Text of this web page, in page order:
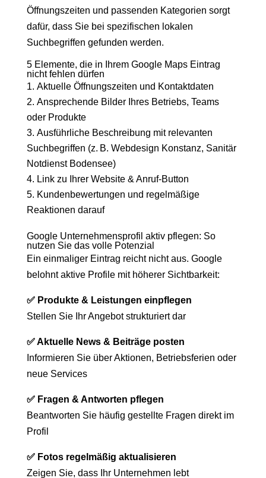
Öffnungszeiten und passenden Kategorien sorgt
dafür, dass Sie bei spezifischen lokalen
Suchbegriffen gefunden werden.
5 Elemente, die in Ihrem Google Maps Eintrag
nicht fehlen dürfen
Aktuelle Öffnungszeiten und Kontaktdaten
Ansprechende Bilder Ihres Betriebs, Teams
oder Produkte
Ausführliche Beschreibung mit relevanten
Suchbegriffen (z. B. Webdesign Konstanz, Sanitär
Notdienst Bodensee)
Link zu Ihrer Website & Anruf-Button
Kundenbewertungen und regelmäßige
Reaktionen darauf
Google Unternehmensprofil aktiv pflegen: So
nutzen Sie das volle Potenzial
Ein einmaliger Eintrag reicht nicht aus. Google
belohnt aktive Profile mit höherer Sichtbarkeit:
✅ Produkte & Leistungen einpflegen
Stellen Sie Ihr Angebot strukturiert dar
✅ Aktuelle News & Beiträge posten
Informieren Sie über Aktionen, Betriebsferien oder
neue Services
✅ Fragen & Antworten pflegen
Beantworten Sie häufig gestellte Fragen direkt im
Profil
✅ Fotos regelmäßig aktualisieren
Zeigen Sie, dass Ihr Unternehmen lebt